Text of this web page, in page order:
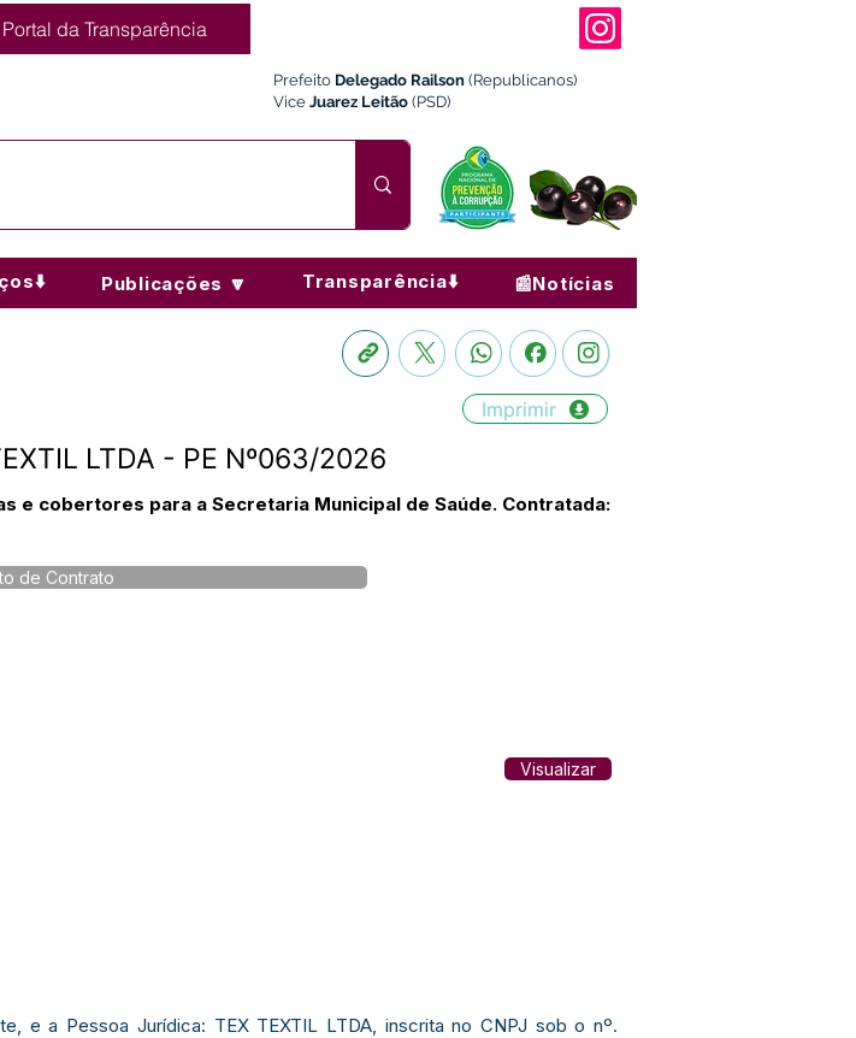
Portal da Transparência
Prefeito Delegado Railson (Republicanos)
Vice Juarez Leitão (PSD)
Publicações 🔽 Transparência⬇️ 📰Notícias
Imprimir
LTDA - PE Nº063/2026
e cobertores para a Secretaria Municipal de Saúde. Contratada:
de Contrato
Visualizar
e a Pessoa Jurídica: TEX TEXTIL LTDA, inscrita no CNPJ sob o nº.